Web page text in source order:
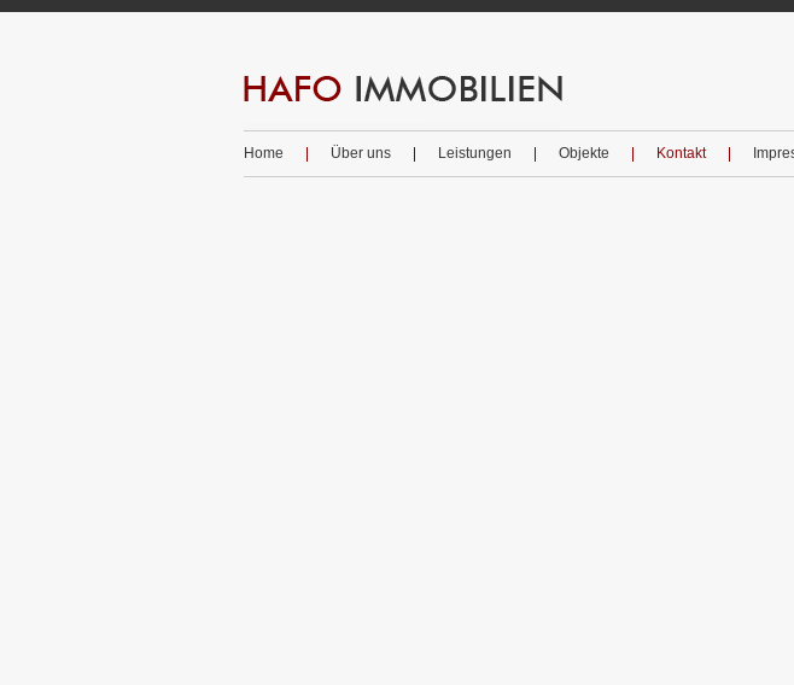
Home Über uns Leistungen Objekte Kontakt